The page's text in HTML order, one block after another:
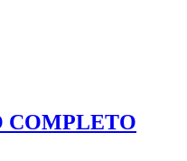
COMPLETO